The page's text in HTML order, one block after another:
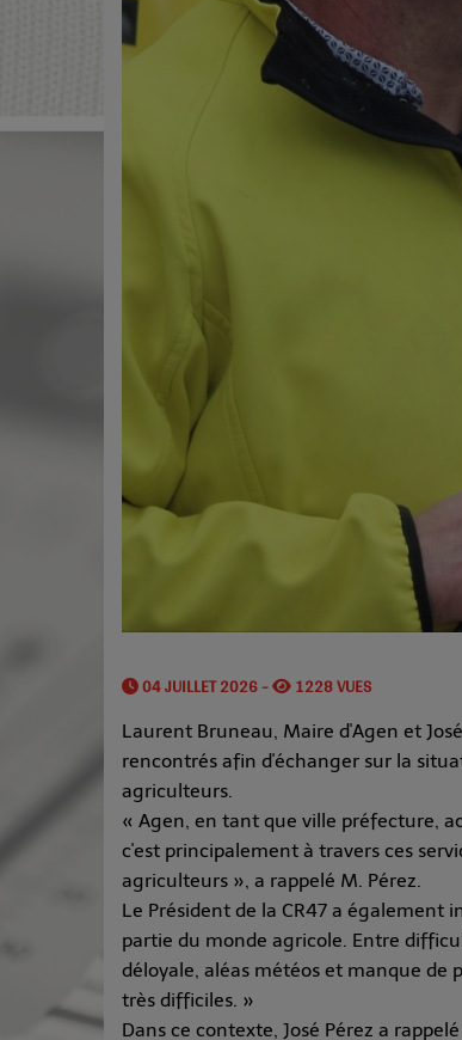
04 JUILLET 2026 - 1228 VUES
Laurent Bruneau, Maire d'Agen et
rencontrés afin d'échanger sur la
agriculteurs.
« Agen, en tant que ville préfecture,
c'est principalement à travers ces
agriculteurs », a rappelé M. Pérez.
Le Président de la CR47 a également
partie du monde agricole. Entre
déloyale, aléas météos et manque de
très difficiles. »
Dans ce contexte, José Pérez a